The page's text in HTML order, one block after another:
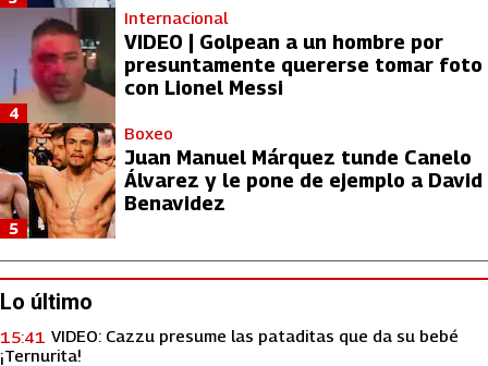
Internacional
VIDEO | Golpean a un hombre por
presuntamente quererse tomar foto
con Lionel Messi
4
Boxeo
Juan Manuel Márquez tunde Canelo
Álvarez y le pone de ejemplo a David
Benavidez
5
Lo último
VIDEO: Cazzu presume las pataditas que da su bebé
¡Ternurita!
15:41